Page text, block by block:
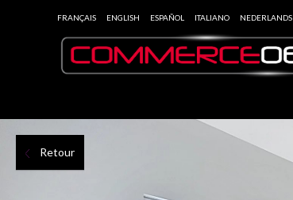
FRANÇAIS ENGLISH ESPAÑOL ITALIANO NEDERLANDS
Retour